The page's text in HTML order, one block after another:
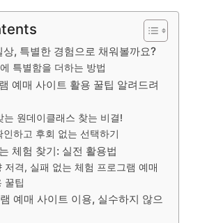
상, 특별한 경험으로 채워볼까요?
특별함을 더하는 방법
예매 사이트 활용 꿀팁 알려드려
는 원데이클래스 찾는 비결!
인하고 후회 없는 선택하기
체험 찾기: 실전 활용법
저격, 실패 없는 체험 프로그램 예매
꿀팁
예매 사이트 이용, 실수하지 않으